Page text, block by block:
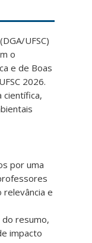
UFSC)
o
e de Boas
2026.
científica,
por uma
e
resumo,
impacto